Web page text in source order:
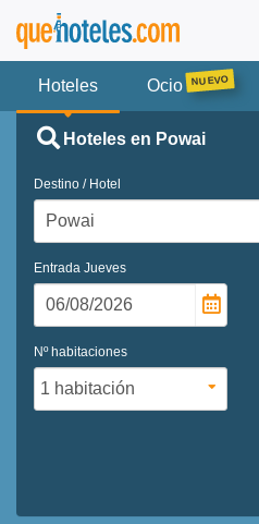
Hoteles Ocio
Hoteles en Powai
Destino / Hotel
Entrada Jueves
Nº habitaciones